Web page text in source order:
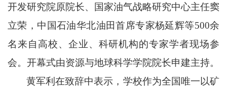
开发研究院原院长、国家油气战略研究中心主任窦
立荣， 中国石油华北油田首席专家杨延辉等500余
名来自高校、企业、科研机构的专家学者现场参
会。开幕式由资源与地球科学学院院长申建主持。
黄军利在致辞中表示，学校作为全国唯一以矿